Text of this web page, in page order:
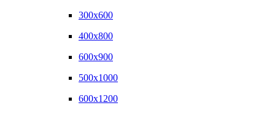
300x600
400x800
600x900
500x1000
600x1200